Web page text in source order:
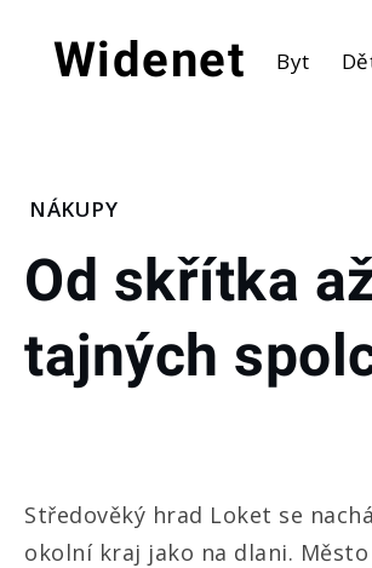
contentWidenet Byt
Home
Od skřítka
až po
konspirační
teorie o
tajných
NÁKUPY
Od skřítka
tajných
Středověký hrad Loket se
okolní kraj jako na dlani.